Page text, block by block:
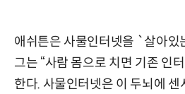
애쉬튼은 사물인터넷을 `살아있
그는 “사람 몸으로 치면 기존 인
한다. 사물인터넷은 이 두뇌에